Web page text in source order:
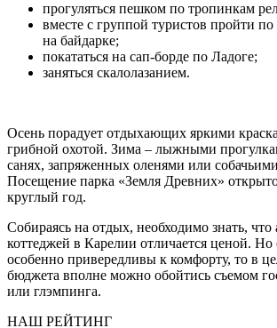
прогуляться пешком по тропинкам
вместе с группой туристов пройти
на байдарке;
покататься на сап-борде по Ладоге;
заняться скалолазанием.
Осень порадует отдыхающих яркими
грибной охотой. Зима – лыжными
санях, запряженных оленями или
Посещение парка «Земля Древних»
круглый год.
Собираясь на отдых, необходимо знать, что
коттеджей в Карелии отличается ценой.
особенно привередливы к комфорту, то в
бюджета вполне можно обойтись съемом
или глэмпинга.
НАШ РЕЙТИНГ